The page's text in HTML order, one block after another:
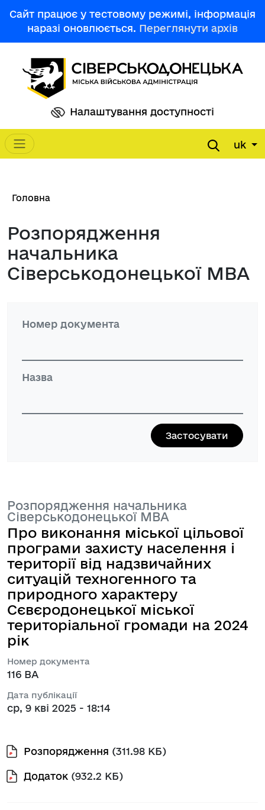
Сайт працює у тестовому режимі, інформація
наразі оновлюється. Переглянути архів
Налаштування доступності
Main navigation uk
Рядок навіґації
Головна
Розпорядження
начальника
Сіверськодонецької МВА
Номер документа
Назва
Розпорядження начальника
Сіверськодонецької МВА
Про виконання міської цільової
програми захисту населення і
території від надзвичайних
ситуацій техногенного та
природного характеру
Сєвєродонецької міської
територіальної громади на 2024
рік
Номер документа
116 ВА
Дата публікації
ср, 9 кві 2025 - 18:14
Розпорядження (311.98 КБ)
Додаток (932.2 КБ)